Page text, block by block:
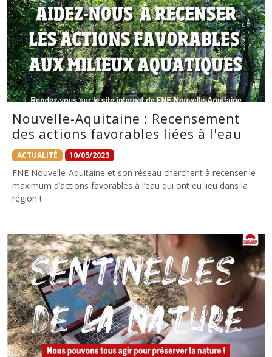
Nouvelle-Aquitaine : Recensement
des actions favorables liées à l'eau
ACTUALITÉ 10/05/2023
FNE Nouvelle-Aquitaine et son réseau cherchent à recenser le
maximum d’actions favorables à l’eau qui ont eu lieu dans la
région !